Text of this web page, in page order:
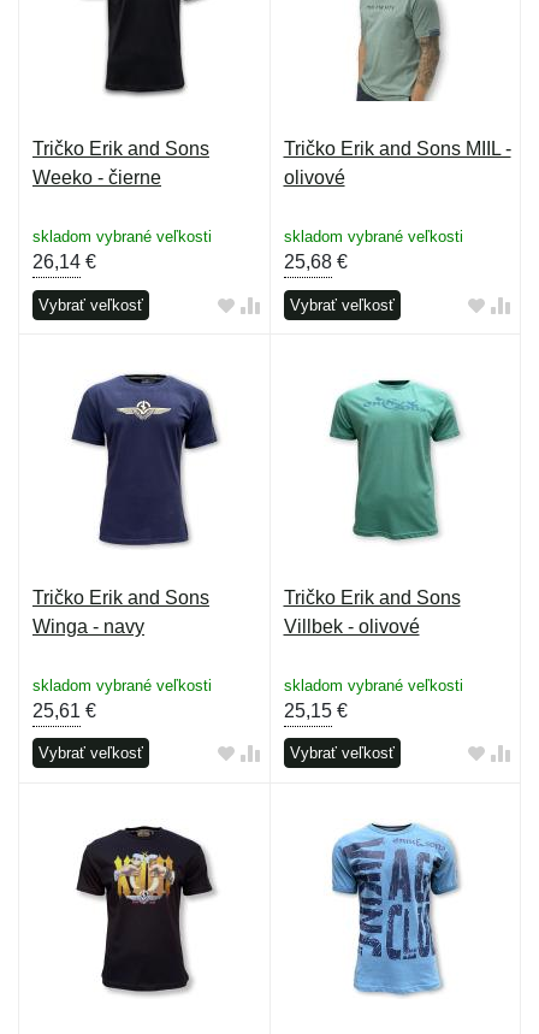
Tričko Erik and Sons
Weeko - čierne
skladom vybrané veľkosti
26,14 €
Vybrať veľkosť
Tričko Erik and Sons MIIL -
olivové
skladom vybrané veľkosti
25,68€
Vybrať veľkosť
Tričko Erik and Sons
Winga - navy
skladom vybrané veľkosti
25,61 €
Vybrať veľkosť
Tričko Erik and Sons
Villbek - olivové
skladom vybrané veľkosti
25,15€
Vybrať veľkosť